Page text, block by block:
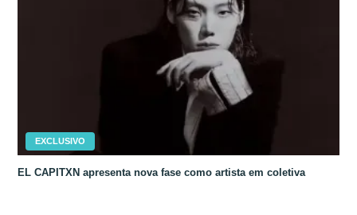
EXCLUSIVO
EL CAPITXN apresenta nova fase como artista em coletiva